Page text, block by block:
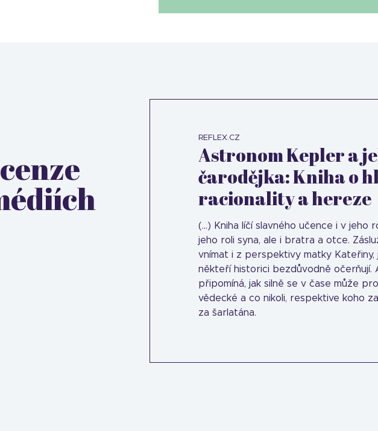
REFLEX.CZ
Astronom Kepler a
čarodějka: Kniha o
racionality a hereze
(...) Kniha líčí slavného učence i v jeho
jeho roli syna, ale i bratra a otce.
vnímat i z perspektivy matky
někteří historici bezdůvodně očerňují.
připomíná, jak silně se v čase může
vědecké a co nikoli, respektive koho
za šarlatána.